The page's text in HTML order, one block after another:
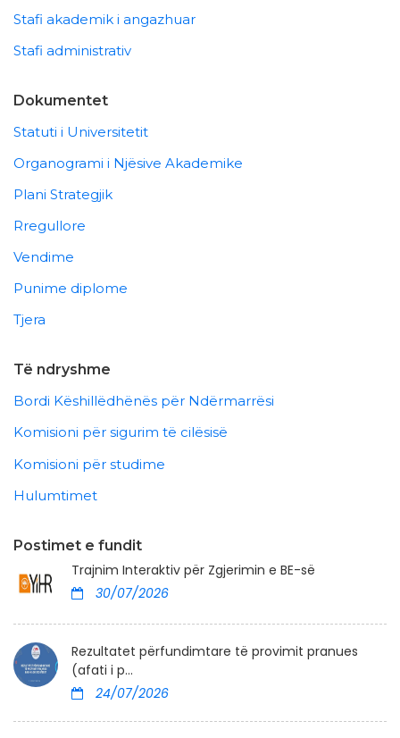
Stafi akademik i angazhuar
Stafi administrativ
Dokumentet
Statuti i Universitetit
Organogrami i Njësive Akademike
Plani Strategjik
Rregullore
Vendime
Punime diplome
Tjera
Të ndryshme
Bordi Këshillëdhënës për Ndërmarrësi
Komisioni për sigurim të cilësisë
Komisioni për studime
Hulumtimet
Postimet e fundit
Trajnim Interaktiv për Zgjerimin e BE-së
30/07/2026
Rezultatet përfundimtare të provimit pranues
(afati i p...
24/07/2026